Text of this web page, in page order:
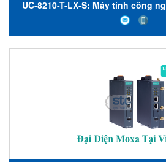
UC-8210-T-LX-S: Máy tính công
IIoT lõi kép 1 GHz với mô-đun
4 DI, 4 DO, Máy tính nhúng công